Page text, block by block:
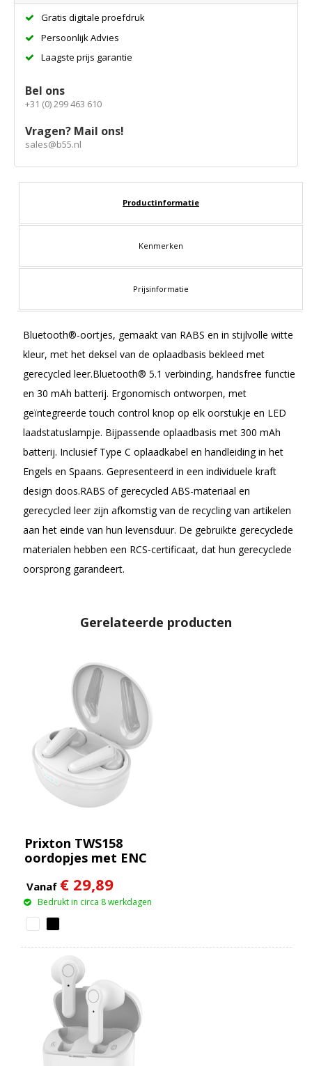
Gratis digitale proefdruk
Persoonlijk Advies
Laagste prijs garantie
Bel ons
+31 (0) 299 463 610
Vragen? Mail ons!
sales@b55.nl
Productinformatie
Kenmerken
Prijsinformatie
Bluetooth®-oortjes, gemaakt van RABS en in stijlvolle witte
kleur, met het deksel van de oplaadbasis bekleed met
gerecycled leer.Bluetooth® 5.1 verbinding, handsfree functie
en 30 mAh batterij. Ergonomisch ontworpen, met
geïntegreerde touch control knop op elk oorstukje en LED
laadstatuslampje. Bijpassende oplaadbasis met 300 mAh
batterij. Inclusief Type C oplaadkabel en handleiding in het
Engels en Spaans. Gepresenteerd in een individuele kraft
design doos.RABS of gerecycled ABS-materiaal en
gerecycled leer zijn afkomstig van de recycling van artikelen
aan het einde van hun levensduur. De gebruikte gerecyclede
materialen hebben een RCS-certificaat, dat hun gerecyclede
oorsprong garandeert.
Gerelateerde producten
Prixton TWS158
oordopjes met ENC
Vanaf € 29,89
Bedrukt in circa 8 werkdagen